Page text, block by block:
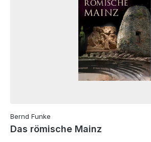
Bernd Funke
Das römische Mainz